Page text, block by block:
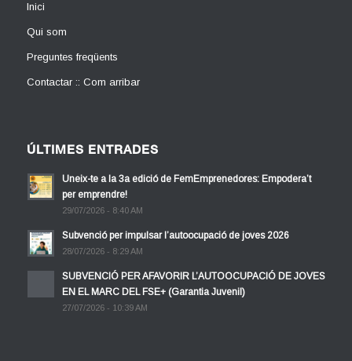
Inici
Qui som
Preguntes freqüents
Contactar :: Com arribar
ÚLTIMES ENTRADES
Uneix-te a la 3a edició de FemEmprenedores: Empodera’t
per emprendre!
29/07/2026 - 8:40 AM
Subvenció per impulsar l’autoocupació de joves 2026
28/07/2026 - 8:29 AM
SUBVENCIÓ PER AFAVORIR L’AUTOOCUPACIÓ DE JOVES
EN EL MARC DEL FSE+ (Garantia Juvenil)
27/07/2026 - 10:39 AM